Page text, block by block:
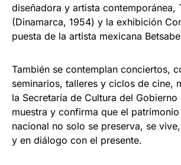
diseñadora y artista contemporánea,
(Dinamarca, 1954) y la exhibición
puesta de la artista mexicana
También se contemplan conciertos,
seminarios, talleres y ciclos de cine,
la Secretaría de Cultura del
muestra y confirma que el
nacional no solo se preserva, se
y en diálogo con el presente.